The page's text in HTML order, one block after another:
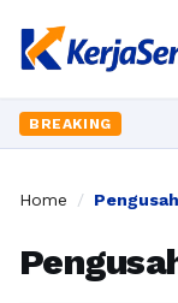
BREAKING
Home /